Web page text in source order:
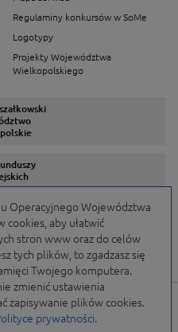
Regulaminy konkursów w SoMe
Logotypy
Projekty Województwa
Wielkopolskiego
w ramach
oraz budżet
Operacyjnego Województwa
aby ułatwić
stron www oraz do celów
tych plików, to zgadzasz się
Twojego komputera.
zmienić ustawienia
zapisywanie plików cookies.
prywatności.